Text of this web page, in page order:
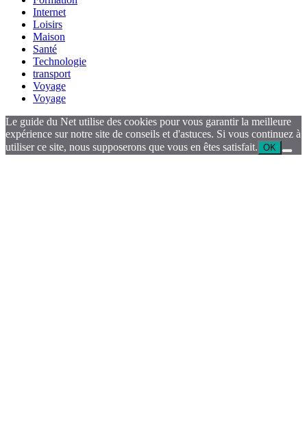
Internet
Loisirs
Maison
Santé
Technologie
transport
Voyage
Voyage
Le guide du Net utilise des cookies pour vous garantir la meilleure
expérience sur notre site de conseils et d'astuces. Si vous continuez à
utiliser ce site, nous supposerons que vous en êtes satisfait. OK